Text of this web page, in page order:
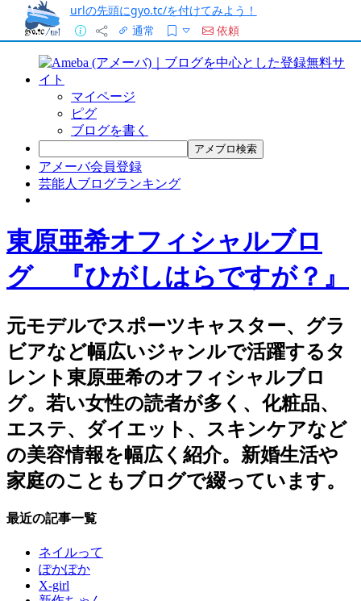
urlの先頭にgyo.tc/を付けてみよう！
通常
依頼